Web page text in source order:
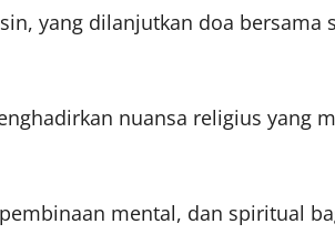
yang dilanjutkan doa
nuansa religius yang
mental, dan spiritual